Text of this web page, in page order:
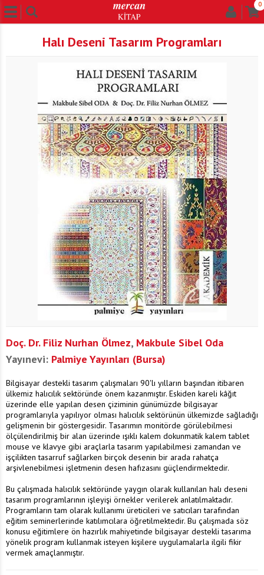
0
Halı Deseni Tasarım Programları
Doç. Dr. Filiz Nurhan Ölmez, Makbule Sibel Oda
Yayınevi: Palmiye Yayınları (Bursa)
Bilgisayar destekli tasarım çalışmaları 90'lı yılların başından itibaren
ülkemiz halıcılık sektöründe önem kazanmıştır. Eskiden kareli kâğıt
üzerinde elle yapılan desen çiziminin günümüzde bilgisayar
programlarıyla yapılıyor olması halıcılık sektörünün ülkemizde sağladığı
gelişmenin bir göstergesidir. Tasarımın monitörde görülebilmesi
ölçülendirilmiş bir alan üzerinde ışıklı kalem dokunmatik kalem tablet
mouse ve klavye gibi araçlarla tasarım yapılabilmesi zamandan ve
işçilikten tasarruf sağlarken birçok desenin bir arada rahatça
arşivlenebilmesi işletmenin desen hafızasını güçlendirmektedir.
Bu çalışmada halıcılık sektöründe yaygın olarak kullanılan halı deseni
tasarım programlarının işleyişi örnekler verilerek anlatılmaktadır.
Programların tam olarak kullanımı üreticileri ve satıcıları tarafından
eğitim seminerlerinde katılımcılara öğretilmektedir. Bu çalışmada söz
konusu eğitimlere ön hazırlık mahiyetinde bilgisayar destekli tasarıma
yönelik program kullanmak isteyen kişilere uygulamalarla ilgili fikir
vermek amaçlanmıştır.